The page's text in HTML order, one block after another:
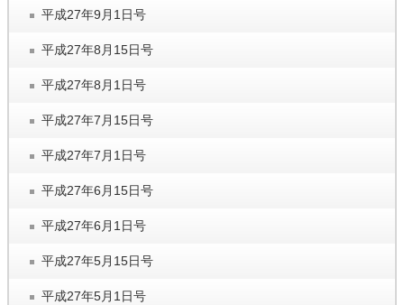
平成27年9月1日号
平成27年8月15日号
平成27年8月1日号
平成27年7月15日号
平成27年7月1日号
平成27年6月15日号
平成27年6月1日号
平成27年5月15日号
平成27年5月1日号